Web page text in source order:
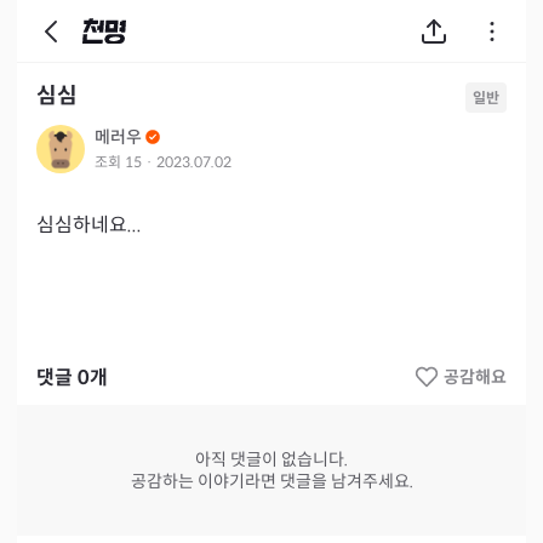
심심 일반
메러우
조회 15 · 2023.07.02
심심하네요...
댓글 0개 공감해요
아직 댓글이 없습니다.
공감하는 이야기라면 댓글을 남겨주세요.